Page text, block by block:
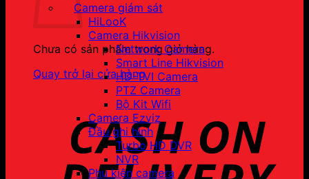
Chưa có sản phẩm trong giỏ hàng.
Quay trở lại cửa hàng
Camera giám sát
HiLooK
Camera Hikvision
Network Camera
Smart Line Hikvision
HD-TVI Camera
PTZ Camera
Bộ Kit Wifi
Camera Ezviz
Đầu ghi hình
Turbo HD DVR
NVR
Phụ kiện camera